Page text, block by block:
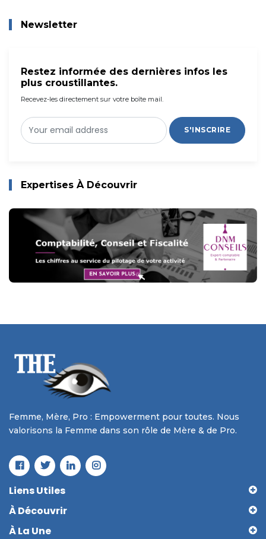
Newsletter
Restez informée des dernières infos les
plus croustillantes.
Recevez-les directement sur votre boîte mail.
S'INSCRIRE
Expertises À Découvrir
Femme, Mère, Pro : Empowerment pour toutes. Nous
valorisons la Femme dans son rôle de Mère & de Pro.
Liens Utiles
À Découvrir
À La Une